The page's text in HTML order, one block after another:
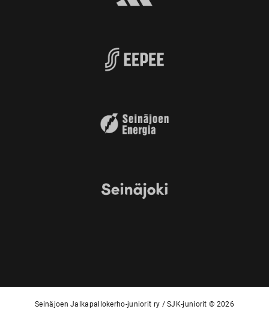
Seinäjoen Jalkapallokerho-juniorit ry / SJK-juniorit © 2026